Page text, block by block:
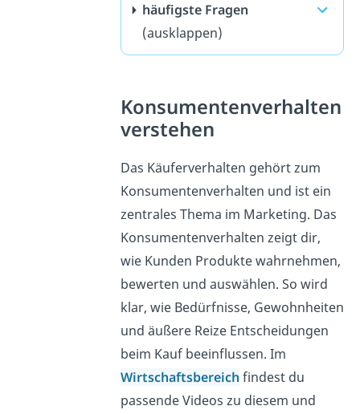
häufigste Fragen
(ausklappen)
Konsumentenverhalten
verstehen
Das Käuferverhalten gehört zum
Konsumentenverhalten und ist ein
zentrales Thema im Marketing. Das
Konsumentenverhalten zeigt dir,
wie Kunden Produkte wahrnehmen,
bewerten und auswählen. So wird
klar, wie Bedürfnisse, Gewohnheiten
und äußere Reize Entscheidungen
beim Kauf beeinflussen. Im
Wirtschaftsbereich findest du
passende Videos zu diesem und